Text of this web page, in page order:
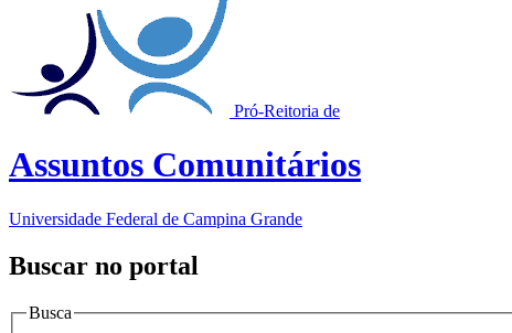
Pró-Reitoria de
Assuntos Comunitários
Universidade Federal de Campina Grande
Buscar no portal
Busca